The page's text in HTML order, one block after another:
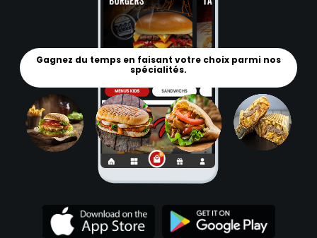
Gagnez du temps en faisant votre choix parmi nos
spécialités.